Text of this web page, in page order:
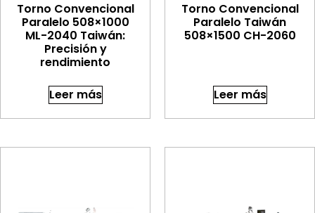
Torno Convencional
Paralelo 508×1000
ML-2040 Taiwán:
Precisión y
rendimiento
Leer más
Torno Convencional
Paralelo Taiwán
508×1500 CH-2060
Leer más